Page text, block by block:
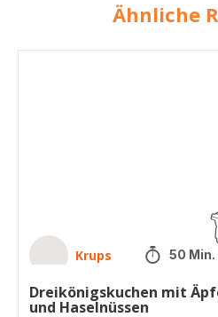
Ähnliche
Krups 50 Min.
Dreikönigskuchen mit
und Haselnüssen